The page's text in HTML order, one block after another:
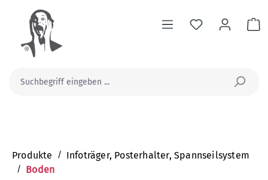
springen
Produkte / Infoträger, Posterhalter, Spannseilsystem
/ Boden